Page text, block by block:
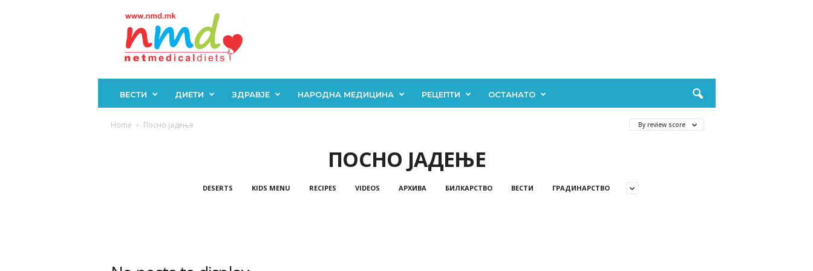
ВЕСТИ ДИЕТИ ЗДРАВЈЕ НАРОДНА МЕДИЦИНА РЕЦЕПТИ ОСТАНАТО
Home Посно јадење By review score
ПОСНО ЈАДЕЊЕ
DESERTS KIDS MENU RECIPES VIDEOS АРХИВА БИЛКАРСТВО ВЕСТИ ГРАДИНАРСТВО